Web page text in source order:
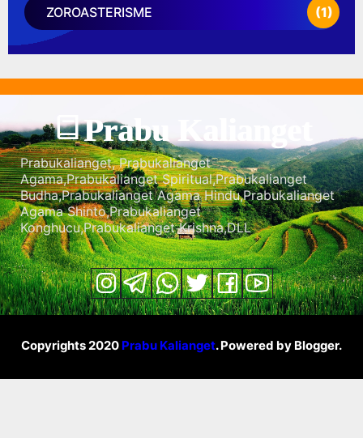
ZOROASTERISME (1)
Prabu Kalianget
Prabukalianget, Prabukalianget
Agama,Prabukalianget Spiritual,Prabukalianget
Budha,Prabukalianget Agama Hindu,Prabukalianget
Agama Shinto,Prabukalianget
Konghucu,Prabukalianget Krishna,DLL
Copyrights 2020 Prabu Kalianget. Powered by Blogger.